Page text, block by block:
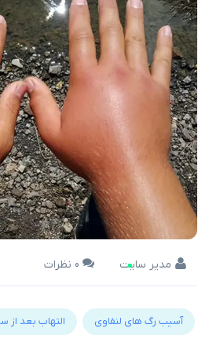
مدیر سایت
آسیب رگ های لنفاوی التهاب بعد از